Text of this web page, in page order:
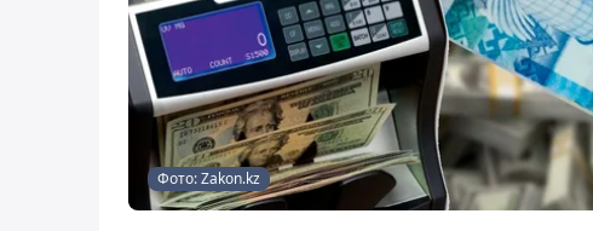
Фото: Zakon.kz